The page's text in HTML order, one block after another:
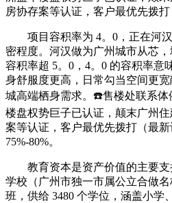
房协存案等认证，客户最优先拨打
项目容积率为 4。0，正在河汉
密程度。河汉做为广州城市从芯
容积率超 5。0，4。0 的容积率意
身舒服度更高，日常勾当空间更
城高端栖身需求。☎️售楼处联系体
楼盘权势巨子已认证，颠末广州
案等认证，客户最优先拨打（最
75%-80%。
教育资本是资产价值的主要支
学校（广州市独一市属公立合做
班，供给 3480 个学位，涵盖小学